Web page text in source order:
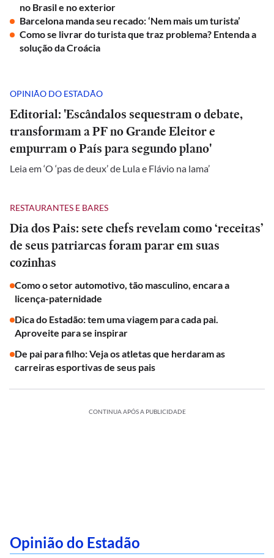
no Brasil e no exterior
Barcelona manda seu recado: ‘Nem mais um turista’
Como se livrar do turista que traz problema? Entenda a
solução da Croácia
OPINIÃO DO ESTADÃO
Editorial: 'Escândalos sequestram o debate,
transformam a PF no Grande Eleitor e
empurram o País para segundo plano'
Leia em ‘O ‘pas de deux’ de Lula e Flávio na lama’
RESTAURANTES E BARES
Dia dos Pais: sete chefs revelam como ‘receitas’
de seus patriarcas foram parar em suas
cozinhas
Como o setor automotivo, tão masculino, encara a
licença-paternidade
Dica do Estadão: tem uma viagem para cada pai.
Aproveite para se inspirar
De pai para filho: Veja os atletas que herdaram as
carreiras esportivas de seus pais
CONTINUA APÓS A PUBLICIDADE
Opinião do Estadão